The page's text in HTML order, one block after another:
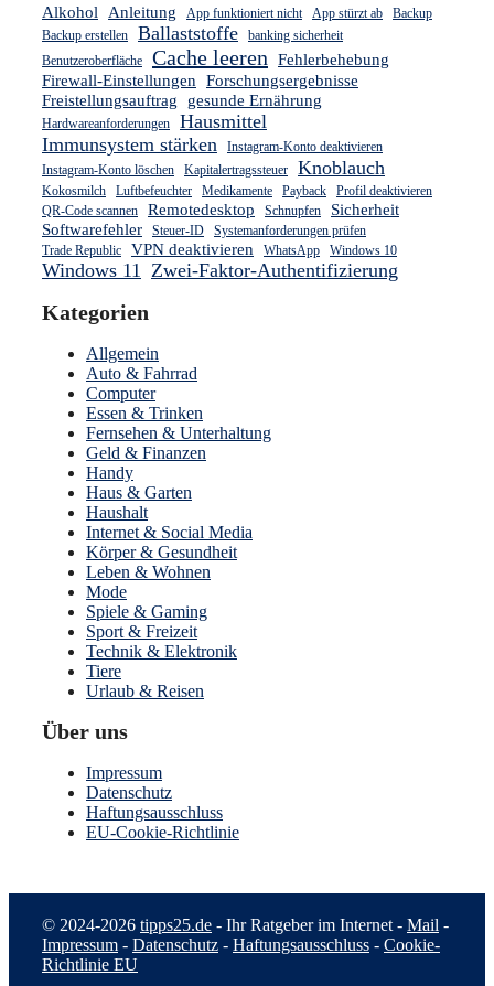
Alkohol Anleitung App funktioniert nicht App stürzt ab
Backup
Backup erstellen
Ballaststoffe
banking sicherheit
Benutzeroberfläche
Cache leeren Fehlerbehebung
Firewall-Einstellungen Forschungsergebnisse
Freistellungsauftrag
gesunde Ernährung
Hardwareanforderungen
Hausmittel
Immunsystem stärken
Instagram-Konto deaktivieren
Instagram-Konto löschen
Kapitalertragssteuer Knoblauch
Kokosmilch Luftbefeuchter Medikamente Payback
Profil deaktivieren
QR-Code scannen
Remotedesktop Schnupfen
Sicherheit
Softwarefehler
Steuer-ID
Systemanforderungen prüfen
Trade Republic
VPN deaktivieren WhatsApp Windows 10
Windows 11 Zwei-Faktor-Authentifizierung
Kategorien
Allgemein
Auto & Fahrrad
Computer
Essen & Trinken
Fernsehen & Unterhaltung
Geld & Finanzen
Handy
Haus & Garten
Haushalt
Internet & Social Media
Körper & Gesundheit
Leben & Wohnen
Mode
Spiele & Gaming
Sport & Freizeit
Technik & Elektronik
Tiere
Urlaub & Reisen
Über uns
Impressum
Datenschutz
Haftungsausschluss
EU-Cookie-Richtlinie
© 2024-2026 tipps25.de - Ihr Ratgeber im Internet - Mail -
Impressum - Datenschutz - Haftungsausschluss - Cookie-
Richtlinie EU